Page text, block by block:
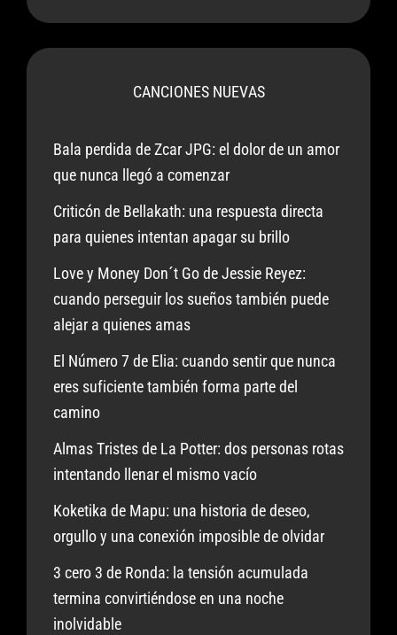
CANCIONES NUEVAS
Bala perdida de Zcar JPG: el dolor de un amor
que nunca llegó a comenzar
Criticón de Bellakath: una respuesta directa
para quienes intentan apagar su brillo
Love y Money Don´t Go de Jessie Reyez:
cuando perseguir los sueños también puede
alejar a quienes amas
El Número 7 de Elia: cuando sentir que nunca
eres suficiente también forma parte del
camino
Almas Tristes de La Potter: dos personas rotas
intentando llenar el mismo vacío
Koketika de Mapu: una historia de deseo,
orgullo y una conexión imposible de olvidar
3 cero 3 de Ronda: la tensión acumulada
termina convirtiéndose en una noche
inolvidable